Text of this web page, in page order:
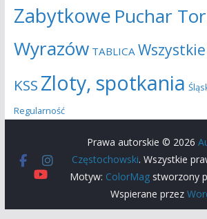
Zabytkowe Puchar
Wyrazów TABLICA Wszystkie
KSS Zloty, spotkania
Regularność
Prawa autorskie © 2026
Częstochowski. Wszystkie
Motyw: ColorMagstworzony
Wspierane przez